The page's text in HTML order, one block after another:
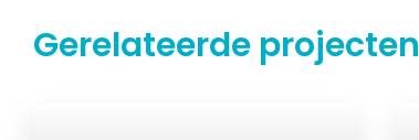
Gerelateerde projecten